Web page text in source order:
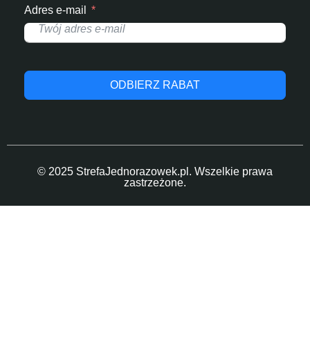
Adres e-mail
ODBIERZ RABAT
© 2025 StrefaJednorazowek.pl. Wszelkie prawa
zastrzeżone.